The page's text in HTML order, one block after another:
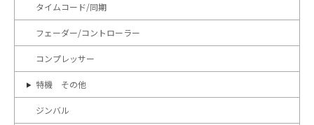
タイムコード/同期
フェーダー/コントローラー
コンプレッサー
特機 その他
ジンバル